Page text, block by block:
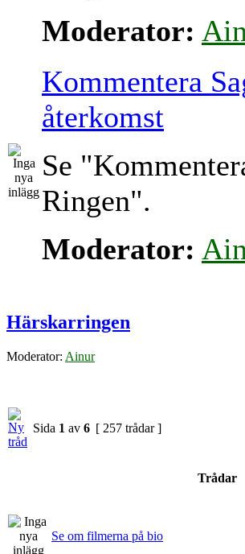
Moderator:
Kommentera
återkomst
Se
Ringen".
Moderator:
Härskarringen
Moderator: Ainur
Sida 1 av 6 [ 257 trådar ]
Trådar
Se om filmerna på bio